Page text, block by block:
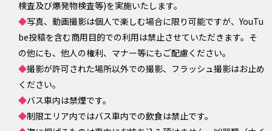
検査及び爆発物検査等)を実施いたします。
◆写真、動画撮影は個人で楽しむ場合に限り可能ですが、YouTu
be投稿を含む商用目的での利用は禁止させていただきます。そ
の他にも、他人の権利、マナー等にもご配慮ください。
◆撮影が許可された場所以外での撮影、フラッシュ撮影はお止め
ください。
◆バス車内は禁煙です。
◆制限エリア内ではバス車内での飲食は禁止です。